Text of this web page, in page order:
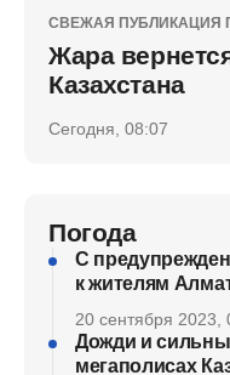
СВЕЖАЯ ПУБЛИКАЦИЯ
Жара
Казахстана
Сегодня, 08:07
Погода
С
к жителям
20 сентября 2023,
Дожди и
мегаполисах